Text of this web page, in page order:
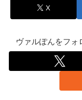
X
ヴァルぽんをフォ